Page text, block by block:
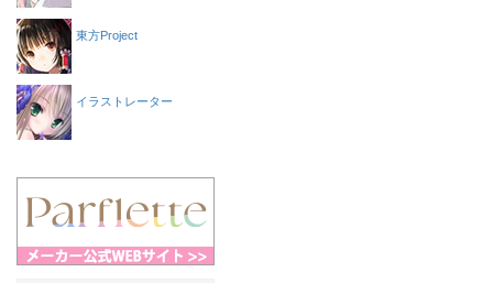
東方Project
イラストレーター